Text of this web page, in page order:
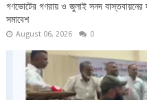
গণভোটের গণরায় ও জুলাই সনদ বাস্তবায়নের
সমাবেশ
August 06, 2026 0